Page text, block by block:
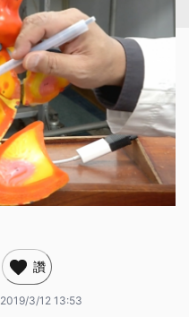
讚
2019/3/12 13:53